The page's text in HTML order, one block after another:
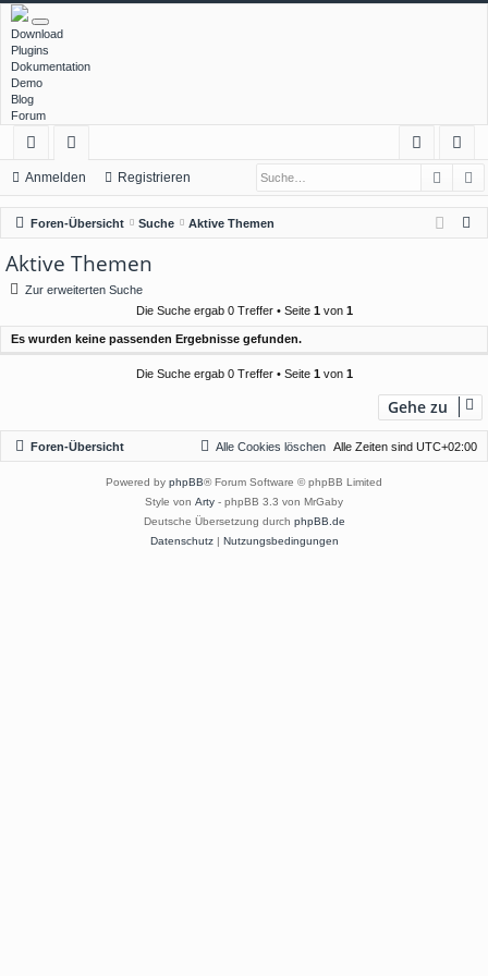
Download
Plugins
Dokumentation
Demo
Blog
Forum
ch
ne
llz
ug
f
or
en
m
el
ist
rie
Anmelden Registrieren
Foren-Übersicht Suche Aktive Themen
Aktive Themen
Zur erweiterten Suche
Die Suche ergab 0 Treffer • Seite 1von 1
Es wurden keine passenden Ergebnisse gefunden.
Die Suche ergab 0 Treffer • Seite 1von 1
Gehe zu
Foren-Übersicht Alle Zeiten sind UTC+02:00
Alle Cookies löschen
Powered by phpBB® Forum Software © phpBB Limited
Style von Arty - phpBB 3.3 von MrGaby
Deutsche Übersetzung durch phpBB.de
Datenschutz| Nutzungsbedingungen